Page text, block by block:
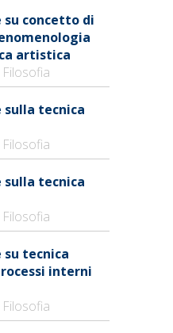
su concetto di
artistica
sulla tecnica
sulla tecnica
su tecnica
interni